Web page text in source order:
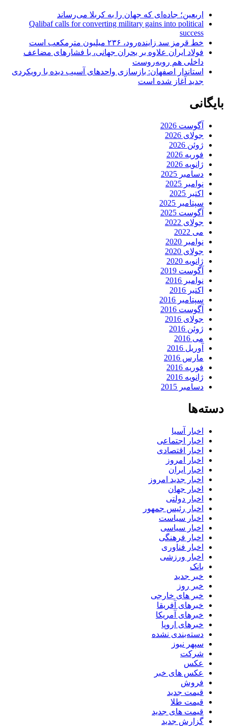
اربعین؛ جاده‌ای که جهان را به کربلا می‌رساند
Qalibaf calls for converting military gains into political
success
خط قرمز سد زاینده‌رود، ۲۳۶ میلیون مترمکعب است
فولاد ایران علاوه بر بحران جهانی، با فشارهای مضاعف
داخلی هم روبه‌روست
استاندار اصفهان: بازسازی واحدهای آسیب دیده با رویکردی
جدید آغاز شده است
بایگانی
آگوست 2026
جولای 2026
ژوئن 2026
فوریه 2026
ژانویه 2026
دسامبر 2025
نوامبر 2025
اکتبر 2025
سپتامبر 2025
آگوست 2025
جولای 2022
می 2022
نوامبر 2020
جولای 2020
ژانویه 2020
آگوست 2019
نوامبر 2016
اکتبر 2016
سپتامبر 2016
آگوست 2016
جولای 2016
ژوئن 2016
می 2016
آوریل 2016
مارس 2016
فوریه 2016
ژانویه 2016
دسامبر 2015
دسته‌ها
اخبار آسیا
اخبار اجتماعی
اخبار اقتصادی
اخبار امروز
اخبار ایران
اخبار جدید امروز
اخبار جهان
اخبار دولتی
اخبار رئیس جمهور
اخبار سیاست
اخبار سیاسی
اخبار فرهنگی
اخبار فناوری
اخبار ورزشی
بانک
خبر جدید
خبر روز
خبر های خارجی
خبرهای آفریقا
خبرهای آمریکا
خبرهای اروپا
دسته‌بندی نشده
سپهر نیوز
شرکت
عکس
عکس های خبر
فروش
قیمت جدید
قیمت طلا
قیمت های جدید
گزارش جدید